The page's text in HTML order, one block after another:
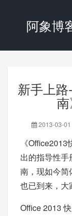
阿象博
新手上
2013-03-01
《
出的指导性
南，现如今简
也已到来，大
Office 2013